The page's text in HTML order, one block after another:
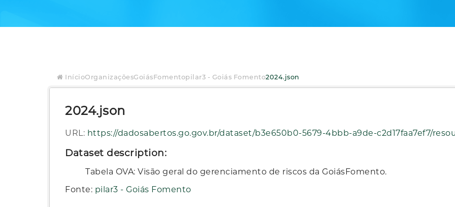
InícioOrganizaçõesGoiásFomentopilar3 - Goiás Fomento2024.json
2024.json
URL: https://dadosabertos.go.gov.br/dataset/b3e650b0-5679-4bbb-a9de-c2d17faa7ef7/resource/9a9f87ff-18cc-4b79-9e96-
Dataset description:
Tabela OVA: Visão geral do gerenciamento de riscos da GoiásFomento.
Fonte: pilar3 - Goiás Fomento